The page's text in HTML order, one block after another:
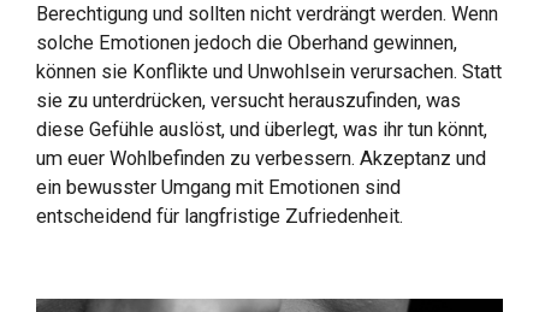
Berechtigung und sollten nicht verdrängt werden. Wenn
solche Emotionen jedoch die Oberhand gewinnen,
können sie Konflikte und Unwohlsein verursachen. Statt
sie zu unterdrücken, versucht herauszufinden, was
diese Gefühle auslöst, und überlegt, was ihr tun könnt,
um euer Wohlbefinden zu verbessern. Akzeptanz und
ein bewusster Umgang mit Emotionen sind
entscheidend für langfristige Zufriedenheit.